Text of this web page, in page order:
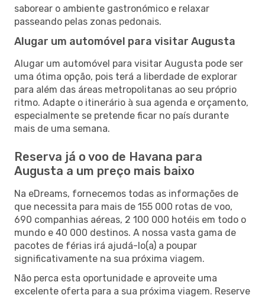
saborear o ambiente gastronómico e relaxar
passeando pelas zonas pedonais.
Alugar um automóvel para visitar Augusta
Alugar um automóvel para visitar Augusta pode ser
uma ótima opção, pois terá a liberdade de explorar
para além das áreas metropolitanas ao seu próprio
ritmo. Adapte o itinerário à sua agenda e orçamento,
especialmente se pretende ficar no país durante
mais de uma semana.
Reserva já o voo de Havana para
Augusta a um preço mais baixo
Na eDreams, fornecemos todas as informações de
que necessita para mais de 155 000 rotas de voo,
690 companhias aéreas, 2 100 000 hotéis em todo o
mundo e 40 000 destinos. A nossa vasta gama de
pacotes de férias irá ajudá-lo(a) a poupar
significativamente na sua próxima viagem.
Não perca esta oportunidade e aproveite uma
excelente oferta para a sua próxima viagem. Reserve